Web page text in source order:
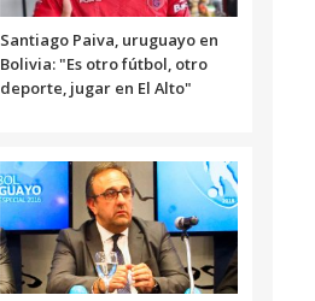
volumen.
Santiago Paiva, uruguayo en
Bolivia: "Es otro fútbol, otro
deporte, jugar en El Alto"